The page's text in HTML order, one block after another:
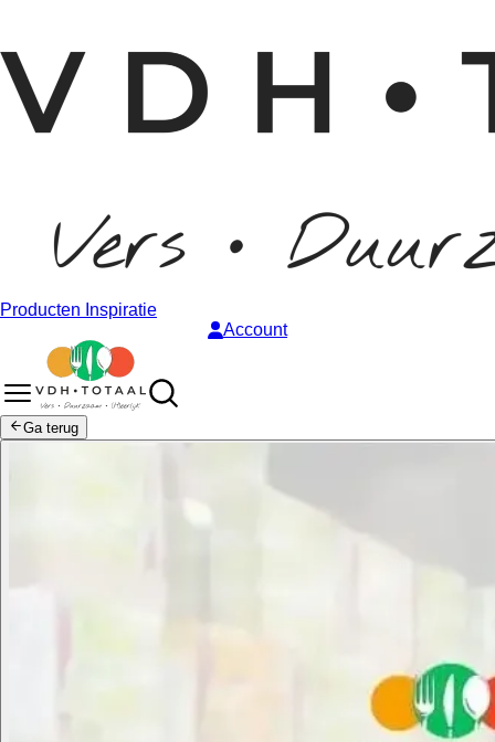
Producten Inspiratie
Account
Ga terug